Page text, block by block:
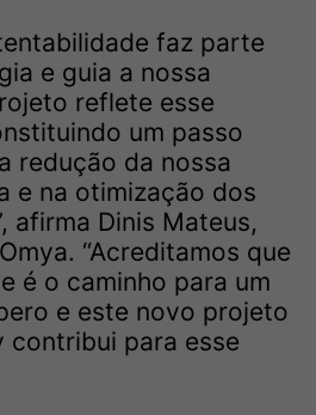
faz parte
e guia a nossa
reflete esse
um passo
redução da nossa
e na otimização dos
afirma Dinis Mateus,
“Acreditamos que
é o caminho para um
e este novo projeto
contribui para esse